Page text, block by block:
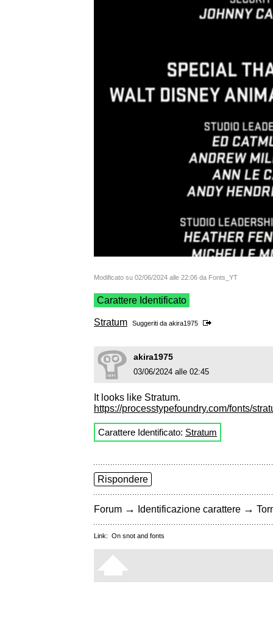
Modificato su 02/06/2024 alle 22:06 da Fonts_YT
Carattere Identificato
Stratum Suggeriti da akira1975
akira1975
03/06/2024 alle 02:45
It looks like Stratum.
https://processtypefoundry.com/fonts/
Carattere Identificato: Stratum
Rispondere
Forum → Identificazione carattere →
Link: On snot and fonts